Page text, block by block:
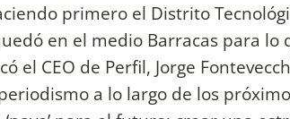
primero el Distrito
en el medio Barracas para
el CEO de Perfil, Jorge
a lo largo de los